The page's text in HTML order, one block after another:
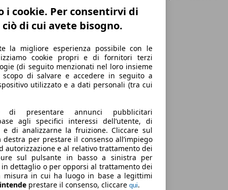
i cookie. Per consentirvi di
di cui avete bisogno.
la migliore esperienza possibile con le
cookie propri e di fornitori terzi
(di seguito menzionati nel loro insieme
scopo di salvare e accedere in seguito a
utilizzato e a dati personali (tra cui
di presentare annunci pubblicitari
agli specifici interessi dell’utente, di
e di analizzarne la fruizione. Cliccare sul
per prestare il consenso all’impiego
autorizzazione e al relativo trattamento dei
sul pulsante in basso a sinistra per
in dettaglio o per opporsi al trattamento dei
misura in cui ha luogo in base a legittimi
prestare il consenso, cliccare qui.